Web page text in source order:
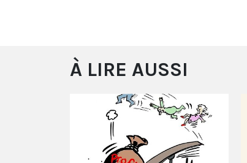
À LIRE AUSSI